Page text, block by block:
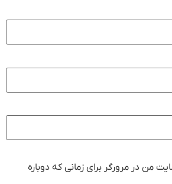
من در مرورگر برای زمانی که دوباره